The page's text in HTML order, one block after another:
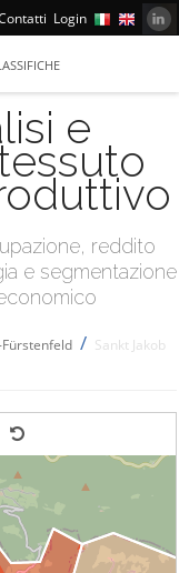
Login
e
reddito
e segmentazione
/ Sankt Jakob